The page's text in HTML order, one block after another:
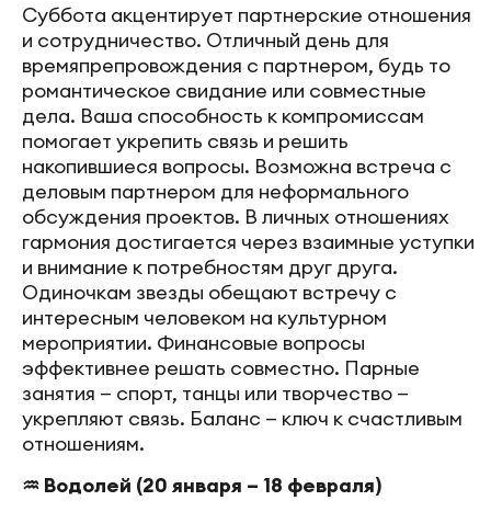
Суббота акцентирует партнерские отношения
и сотрудничество. Отличный день для
времяпрепровождения с партнером, будь то
романтическое свидание или совместные
дела. Ваша способность к компромиссам
помогает укрепить связь и решить
накопившиеся вопросы. Возможна встреча с
деловым партнером для неформального
обсуждения проектов. В личных отношениях
гармония достигается через взаимные уступки
и внимание к потребностям друг друга.
Одиночкам звезды обещают встречу с
интересным человеком на культурном
мероприятии. Финансовые вопросы
эффективнее решать совместно. Парные
занятия — спорт, танцы или творчество —
укрепляют связь. Баланс — ключ к счастливым
отношениям.
♒ Водолей (20 января – 18 февраля)